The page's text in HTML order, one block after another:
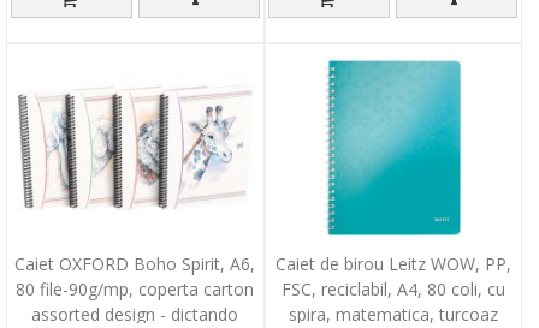
Caiet OXFORD Boho Spirit, A6,
80 file-90g/mp, coperta carton
assorted design - dictando
Caiet de birou Leitz WOW, PP,
FSC, reciclabil, A4, 80 coli, cu
spira, matematica, turcoaz